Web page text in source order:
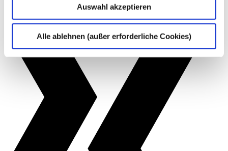
Auswahl akzeptieren
Alle ablehnen (außer erforderliche Cookies)